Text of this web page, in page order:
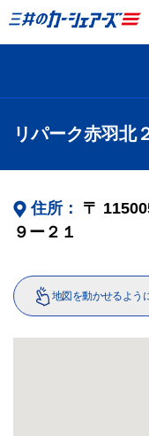
リパーク赤羽北
住所： 〒
９ー２１
地図を動かせるよう